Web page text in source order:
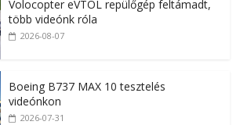
Volocopter eVTOL repülőgép feltámadt,
több videónk róla
2026-08-07
Boeing B737 MAX 10 tesztelés
videónkon
2026-07-31